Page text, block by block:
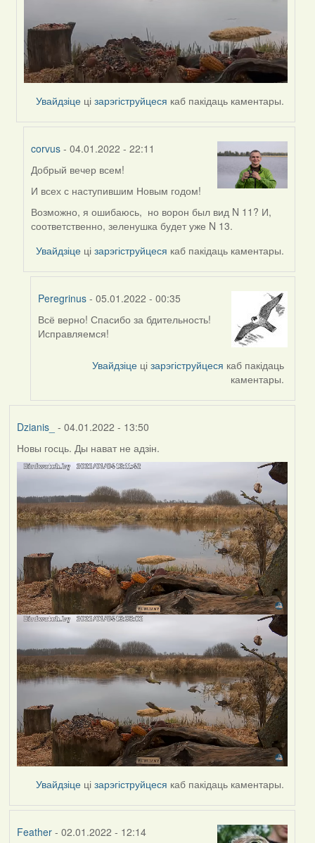
Увайдзіце цізарэгіструйцеся каб пакідаць каментары.
corvus - 04.01.2022 - 22:11
In
reply
by
Peregrinus
Добрый вечер всем!
И всех с наступившим Новым годом!
Возможно, я ошибаюсь, но ворон был вид N 11? И,
соответственно, зеленушка будет уже N 13.
Увайдзіце цізарэгіструйцеся каб пакідаць каментары.
Peregrinus- 05.01.2022 - 00:35
In
reply
Всё верно! Спасибо за бдительность!
Исправляемся!
Увайдзіце цізарэгіструйцеся каб пакідаць
каментары.
Dzianis_ - 04.01.2022 - 13:50
Новы госць. Ды нават не адзін.
Увайдзіце цізарэгіструйцеся каб пакідаць каментары.
Feather- 02.01.2022 - 12:14